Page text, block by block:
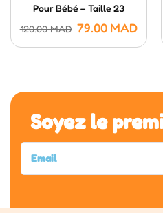
Pour Bébé – Taille 23
120.00MAD 79.00 MAD
Soyez le